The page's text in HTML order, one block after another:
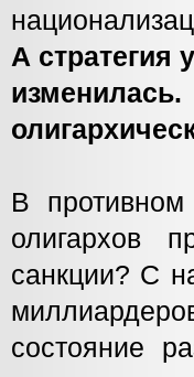
А стратегия
В
олигархов
санкции? С
состояние